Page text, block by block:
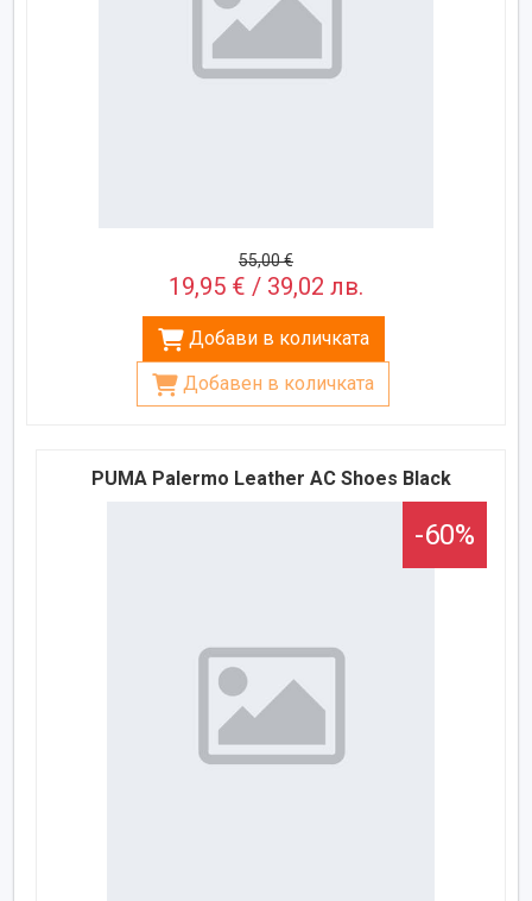
55,00 €
19,95 € / 39,02 лв.
Добави в количката
Добавен в количката
PUMA Palermo Leather AC Shoes Black
-60%